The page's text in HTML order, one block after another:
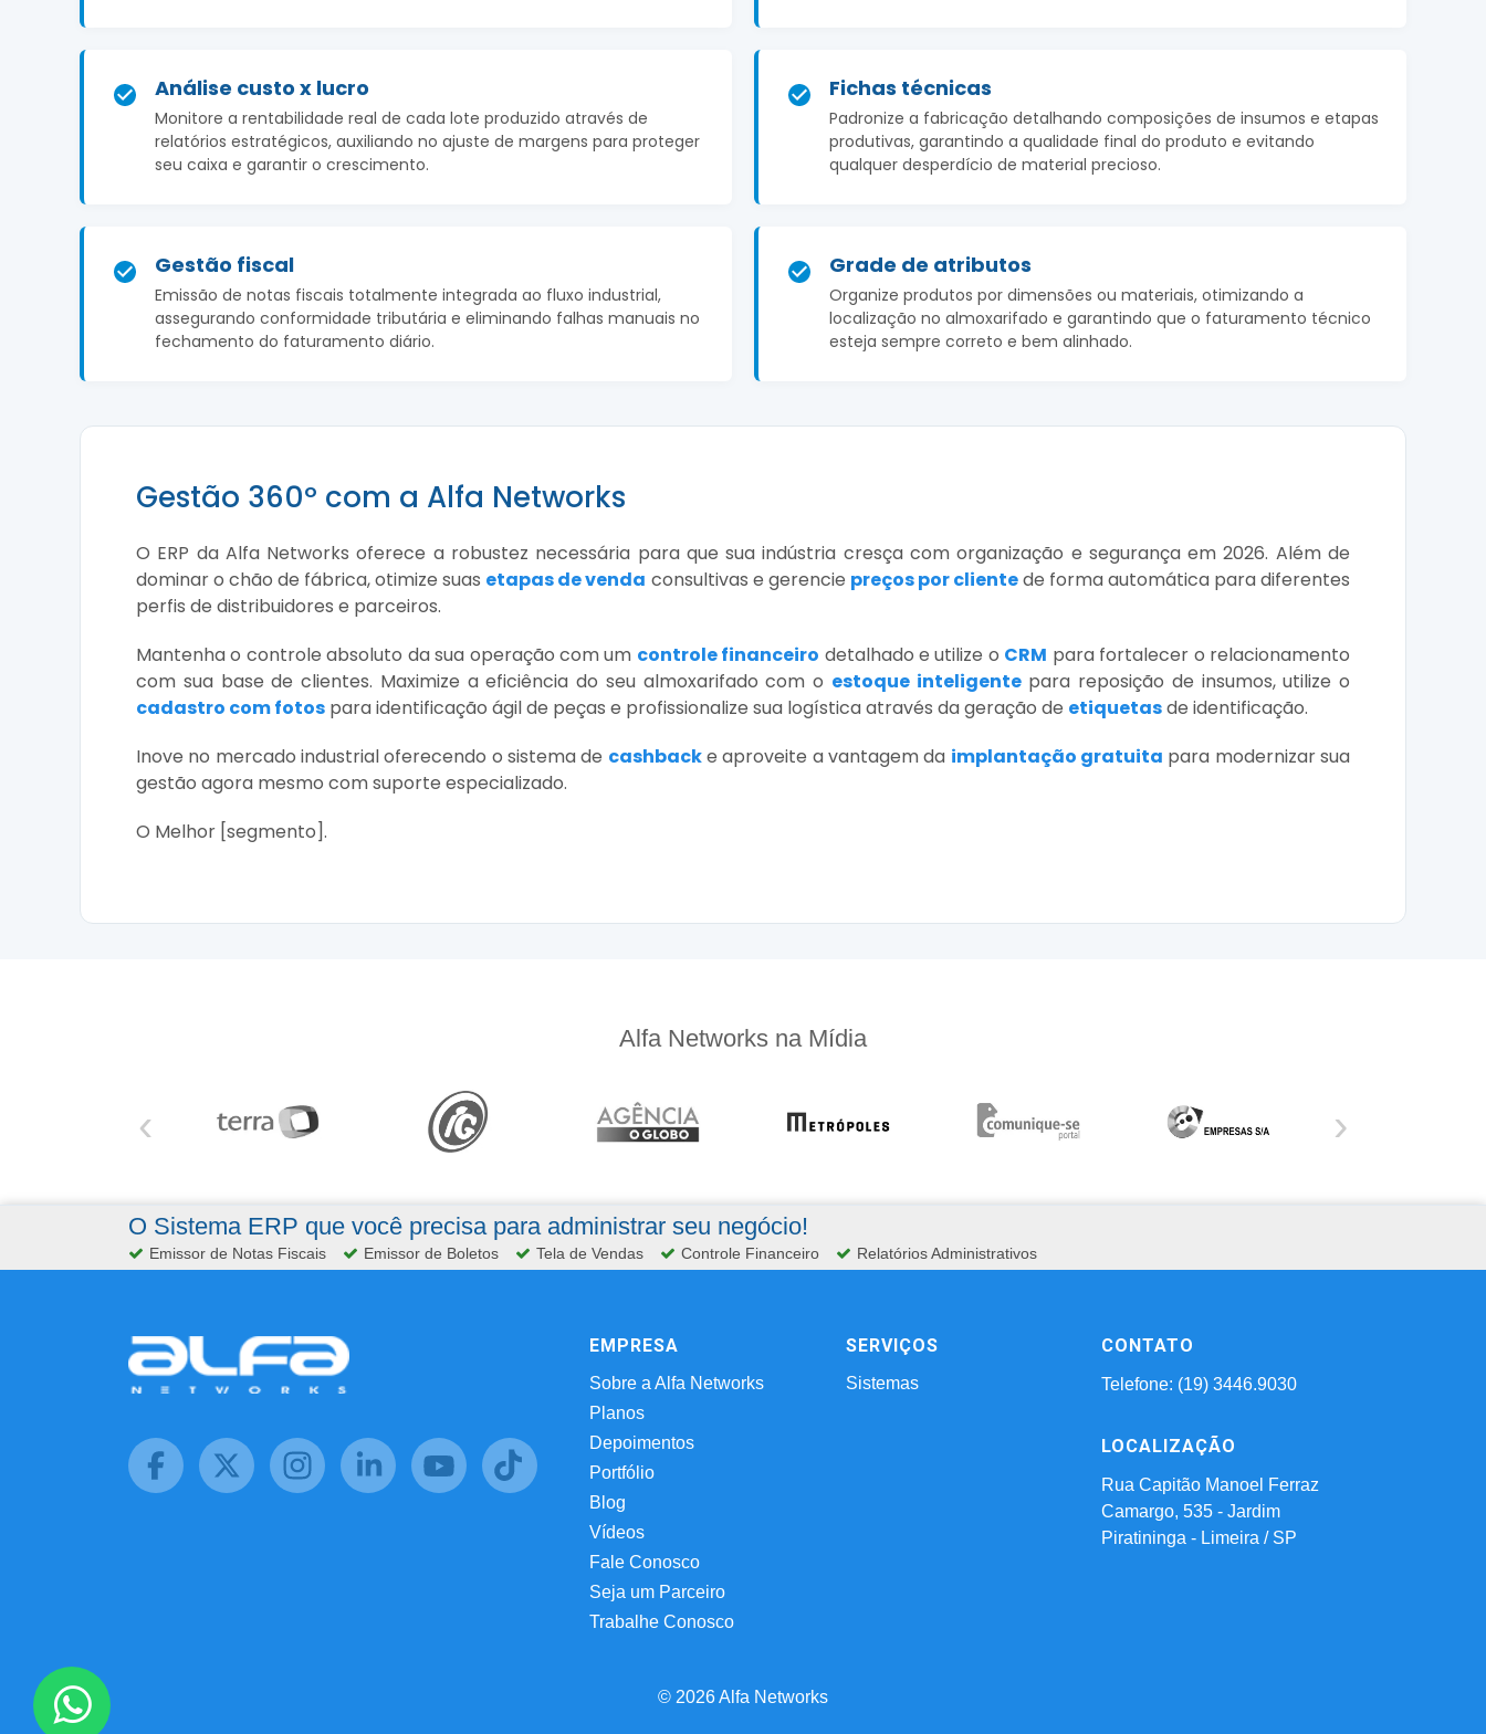
Análise custo x lucro
Monitore a rentabilidade real de cada lote produzido através de
relatórios estratégicos, auxiliando no ajuste de margens para proteger
seu caixa e garantir o crescimento.
Fichas técnicas
Padronize a fabricação detalhando composições de insumos e etapas
produtivas, garantindo a qualidade final do produto e evitando
qualquer desperdício de material precioso.
Gestão fiscal
Emissão de notas fiscais totalmente integrada ao fluxo industrial,
assegurando conformidade tributária e eliminando falhas manuais no
fechamento do faturamento diário.
Grade de atributos
Organize produtos por dimensões ou materiais, otimizando a
localização no almoxarifado e garantindo que o faturamento técnico
esteja sempre correto e bem alinhado.
Gestão 360º com a Alfa Networks
O ERP da Alfa Networks oferece a robustez necessária para que sua indústria cresça com organização e segurança em 2026. Além de
dominar o chão de fábrica, otimize suas etapas de venda consultivas e gerencie preços por clientede forma automática para diferentes
perfis de distribuidores e parceiros.
Mantenha o controle absoluto da sua operação com um controle financeiro detalhado e utilize o CRM para fortalecer o relacionamento
com sua base de clientes. Maximize a eficiência do seu almoxarifado com o estoque inteligentepara reposição de insumos, utilize o
cadastro com fotos para identificação ágil de peças e profissionalize sua logística através da geração de etiquetasde identificação.
Inove no mercado industrial oferecendo o sistema de cashbacke aproveite a vantagem da implantação gratuita para modernizar sua
gestão agora mesmo com suporte especializado.
O Melhor [segmento].
Alfa Networks na Mídia
‹ ›
O Sistema ERP que você precisa para administrar seu negócio!
Emissor de Notas Fiscais Emissor de Boletos Tela de Vendas Controle Financeiro Relatórios Administrativos
EMPRESA
Sobre a Alfa Networks
Planos
Depoimentos
Portfólio
Blog
Vídeos
Fale Conosco
Seja um Parceiro
Trabalhe Conosco
SERVIÇOS
Sistemas
CONTATO
Telefone: (19) 3446.9030
LOCALIZAÇÃO
Rua Capitão Manoel Ferraz
Camargo, 535 - Jardim
Piratininga - Limeira / SP
© 2026 Alfa Networks